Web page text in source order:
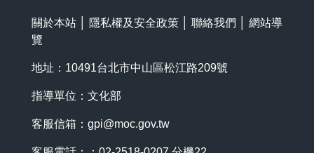
關於本站 隱私權及安全政策 聯絡我們
網站導
覽
地址：10491台北市中山區松江路209號
指導單位：文化部
客服信箱： gpi@moc.gov.tw